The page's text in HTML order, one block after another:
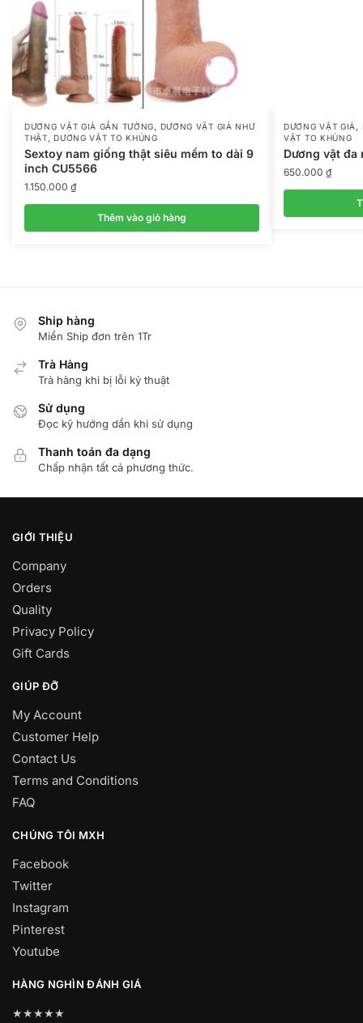
DƯƠNG VẬT GIẢ GẮN TƯỜNG, DƯƠNG VẬT GIẢ NHƯ
THẬT,DƯƠNG VẬT TO KHỦNG
Sextoy nam giống thật siêu mềm to dài 9
inch CU5566
1.150.000 ₫
Thêm vào giỏ hàng
DƯƠNG VẬT GIẢ ,
VẬT TO KHỦNG
Dương vật đa
650.000 ₫
Ship hàng
Miển Ship đơn trên 1Tr
Trà Hàng
Trả hàng khi bị lỗi kỷ thuật
Sử dụng
Đọc kỹ hướng dẩn khi sử dụng
Thanh toán đa dạng
Chấp nhận tất cả phương thức.
GIỚI THIỆU
Company
Orders
Quality
Privacy Policy
Gift Cards
GIÚP ĐỠ
My Account
Customer Help
Contact Us
Terms and Conditions
FAQ
CHÚNG TÔI MXH
Facebook
Twitter
Instagram
Pinterest
Youtube
HÀNG NGHÌN ĐÁNH GIÁ
★★★★★